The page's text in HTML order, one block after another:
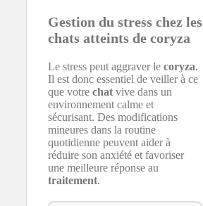
Gestion du stress chez les
chats atteints de coryza
Le stress peut aggraver le coryza.
Il est donc essentiel de veiller à ce
que votre chat vive dans un
environnement calme et
sécurisant. Des modifications
mineures dans la routine
quotidienne peuvent aider à
réduire son anxiété et favoriser
une meilleure réponse au
traitement.